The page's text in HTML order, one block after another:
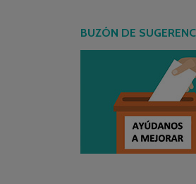
BUZÓN DE